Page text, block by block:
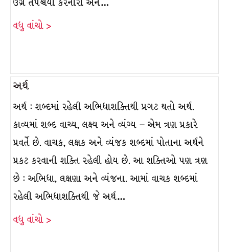
ઉગ્ર તપશ્ર્ચર્યા કરનારી અને…
વધુ વાંચો >
અર્થ
અર્થ : શબ્દમાં રહેલી અભિધાશક્તિથી પ્રગટ થતો અર્થ.
કાવ્યમાં શબ્દ વાચ્ય, લક્ષ્ય અને વ્યંગ્ય – એમ ત્રણ પ્રકારે
પ્રવર્તે છે. વાચક, લક્ષક અને વ્યંજક શબ્દમાં પોતાના અર્થને
પ્રકટ કરવાની શક્તિ રહેલી હોય છે. આ શક્તિઓ પણ ત્રણ
છે : અભિધા, લક્ષણા અને વ્યંજના. આમાં વાચક શબ્દમાં
રહેલી અભિધાશક્તિથી જે અર્થ…
વધુ વાંચો >